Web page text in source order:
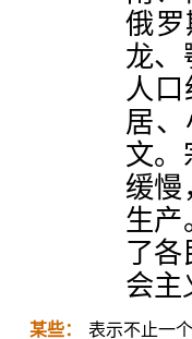
俄
龙、
人
居
文。
缓慢
生产
了各
会主
某些： 表示不止一